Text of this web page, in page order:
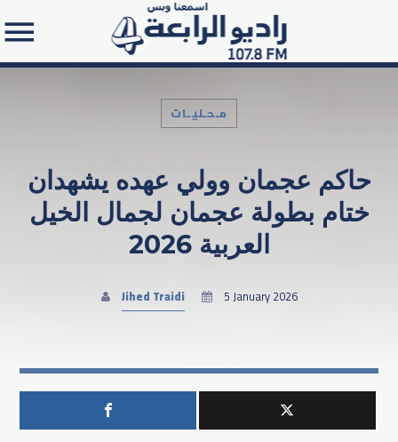
Search in the website:
مـحـليـات
حاكم عجمان وولي عهده يشهدان
ختام بطولة عجمان لجمال الخيل
العربية 2026
Jihed Traidi 5 January 2026